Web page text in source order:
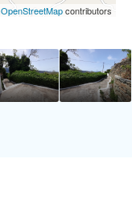
OpenStreetMapcontributors